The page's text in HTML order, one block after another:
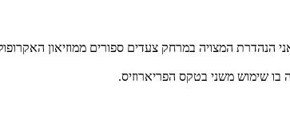
המצויה במרחק צעדים ספורים ממוזיאון